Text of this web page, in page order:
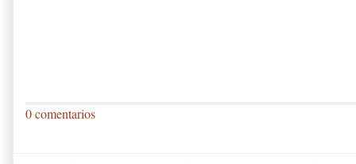
0 comentarios